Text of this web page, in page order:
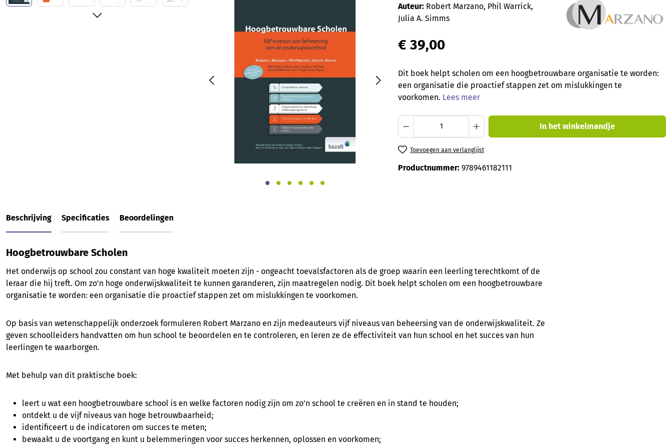
Auteur: Robert Marzano, Phil Warrick,
Julia A. Simms
€ 39,00
Dit boek helpt scholen om een hoogbetrouwbare organisatie te worden:
een organisatie die proactief stappen zet om mislukkingen te
voorkomen. Lees meer
Producthoeveelheid: Voer de gewenste
In het winkelmandje
Toevoegen aan verlanglijst
Productnummer: 9789461182111
Beschrijving Specificaties Beoordelingen
Hoogbetrouwbare Scholen
Het onderwijs op school zou constant van hoge kwaliteit moeten zijn - ongeacht toevalsfactoren als de groep waarin een leerling terechtkomt of de
leraar die hij treft. Om zo’n hoge onderwijskwaliteit te kunnen garanderen, zijn maatregelen nodig. Dit boek helpt scholen om een hoogbetrouwbare
organisatie te worden: een organisatie die proactief stappen zet om mislukkingen te voorkomen.
Op basis van wetenschappelijk onderzoek formuleren Robert Marzano en zijn medeauteurs vijf niveaus van beheersing van de onderwijskwaliteit. Ze
geven schoolleiders handvatten om hun school te beoordelen en te controleren, en leren ze de effectiviteit van hun school en het succes van hun
leerlingen te waarborgen.
Met behulp van dit praktische boek:
leert u wat een hoogbetrouwbare school is en welke factoren nodig zijn om zo’n school te creëren en in stand te houden;
ontdekt u de vijf niveaus van hoge betrouwbaarheid;
identificeert u de indicatoren om succes te meten;
bewaakt u de voortgang en kunt u belemmeringen voor succes herkennen, oplossen en voorkomen;